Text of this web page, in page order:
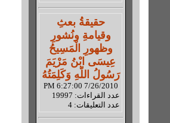
حقيقةُ بعثِ
وقيامةِ ونُشورِ
وظهورِ الْمَسِيحُ
عِيسَى ابْنُ مَرْيَمَ
رَسُولُ اللّهِ وَكَلِمَتُهُ
7/26/2010 6:27:00 PM
عدد القراءات: 19997
عدد التعليقات: 4